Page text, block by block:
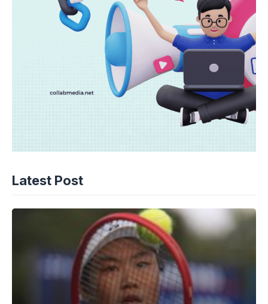
Latest Post